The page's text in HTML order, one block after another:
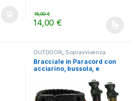
14,00€
16,00€
Questo prodotto ha più
OUTDOOR, Sopravvivenza
Bracciale in Paracord con
acciarino, bussola, e